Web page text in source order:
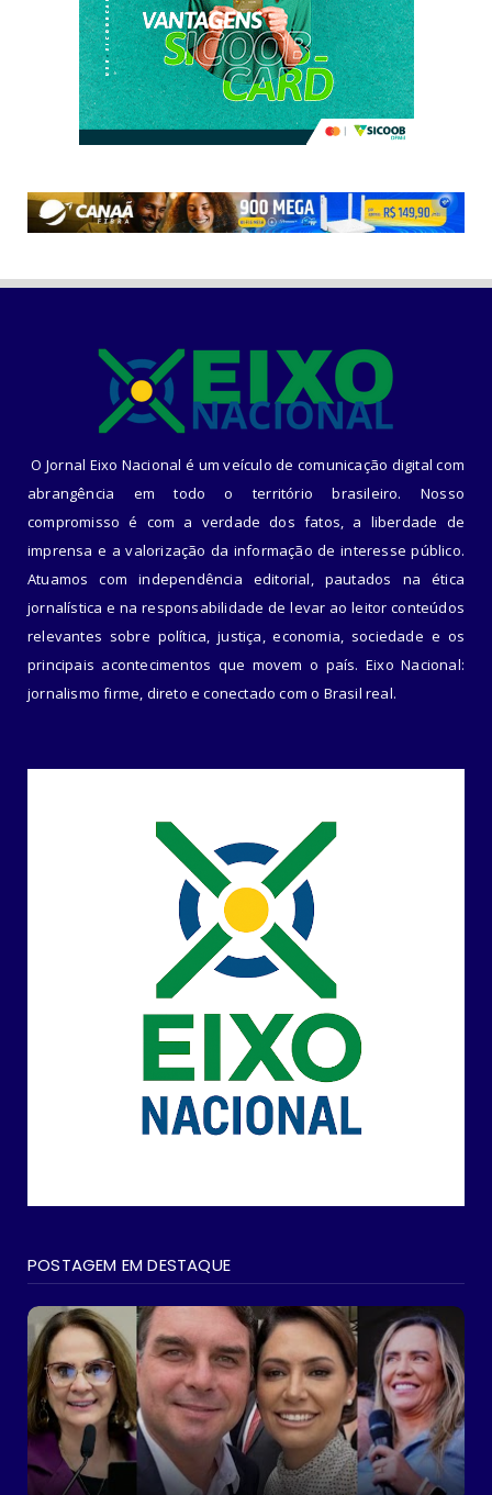
O Jornal Eixo Nacional é um veículo de comunicação digital com
abrangência em todo o território brasileiro. Nosso
compromisso é com a verdade dos fatos, a liberdade de
imprensa e a valorização da informação de interesse público.
Atuamos com independência editorial, pautados na ética
jornalística e na responsabilidade de levar ao leitor conteúdos
relevantes sobre política, justiça, economia, sociedade e os
principais acontecimentos que movem o país. Eixo Nacional:
jornalismo firme, direto e conectado com o Brasil real.
POSTAGEM EM DESTAQUE